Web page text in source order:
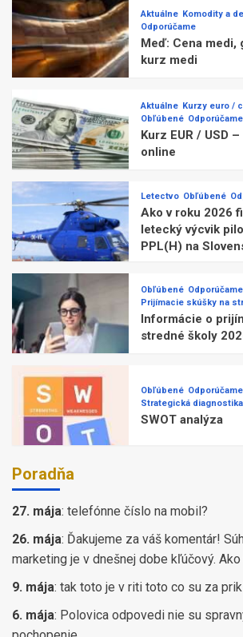
Aktuálne Komodity a
Odporúčame
Meď: Cena medi,
kurz medi
Aktuálne Kurzy euro /
Obľúbené Odporúčame
Kurz EUR / USD
online
Letectvo Obľúbené
Ako v roku 2026
letecký výcvik
PPL(H) na
Obľúbené Odporúčame
Prijímacie skúšky na
Informácie o
stredné školy
Obľúbené Odporúčame
Strategická diagnostika
SWOT analýza
Poradňa
27. mája: telefónne číslo na mobil?
26. mája: Ďakujeme za váš komentár!
marketing je v dnešnej dobe kľúčový. Ako
9. mája: tak toto je v riti toto co su za
6. mája: Polovica odpovedi nie su